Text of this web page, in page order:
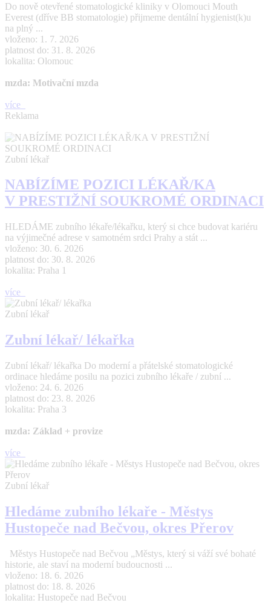
Do nově otevřené stomatologické kliniky v Olomouci Mouth
Everest (dříve BB stomatologie) přijmeme dentální hygienist(k)u
na plný ...
vloženo: 1. 7. 2026
platnost do: 31. 8. 2026
lokalita: Olomouc
mzda: Motivační mzda
více
Reklama
Zubní lékař
NABÍZÍME POZICI LÉKAŘ/KA
V PRESTIŽNÍ SOUKROMÉ ORDINACI
HLEDÁME zubního lékaře/lékařku, který si chce budovat kariéru
na výjimečné adrese v samotném srdci Prahy a stát ...
vloženo: 30. 6. 2026
platnost do: 30. 8. 2026
lokalita: Praha 1
více
Zubní lékař
Zubní lékař/ lékařka
Zubní lékař/ lékařka Do moderní a přátelské stomatologické
ordinace hledáme posilu na pozici zubního lékaře / zubní ...
vloženo: 24. 6. 2026
platnost do: 23. 8. 2026
lokalita: Praha 3
mzda: Základ + provize
více
Zubní lékař
Hledáme zubního lékaře - Městys
Hustopeče nad Bečvou, okres Přerov
Městys Hustopeče nad Bečvou „Městys, který si váží své bohaté
historie, ale staví na moderní budoucnosti ...
vloženo: 18. 6. 2026
platnost do: 18. 8. 2026
lokalita: Hustopeče nad Bečvou